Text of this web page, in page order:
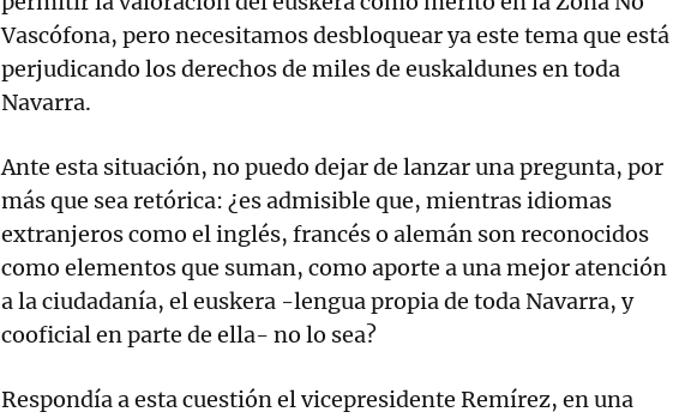
Vascófona, pero necesitamos desbloquear ya este tema que está
perjudicando los derechos de miles de euskaldunes en toda
Navarra.
Ante esta situación, no puedo dejar de lanzar una pregunta, por
más que sea retórica: ¿es admisible que, mientras idiomas
extranjeros como el inglés, francés o alemán son reconocidos
como elementos que suman, como aporte a una mejor atención
a la ciudadanía, el euskera -lengua propia de toda Navarra, y
cooficial en parte de ella- no lo sea?
Respondía a esta cuestión el vicepresidente Remírez, en una